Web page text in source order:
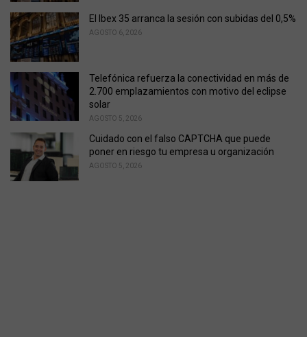
El Ibex 35 arranca la sesión con subidas del 0,5%
AGOSTO 6, 2026
Telefónica refuerza la conectividad en más de
2.700 emplazamientos con motivo del eclipse
solar
AGOSTO 5, 2026
Cuidado con el falso CAPTCHA que puede
poner en riesgo tu empresa u organización
AGOSTO 5, 2026